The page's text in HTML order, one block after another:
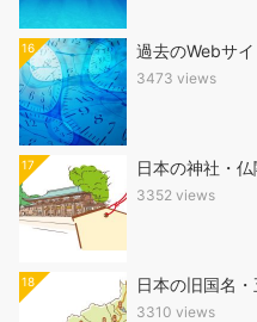
16 過去のWebサ
3473 views
17 日本の神社・
3352 views
18 日本の旧国名
3310 views